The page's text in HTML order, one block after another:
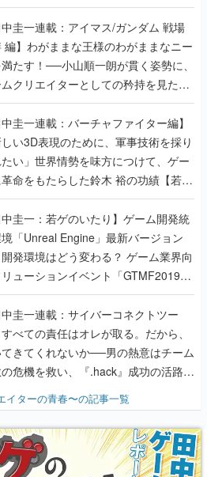
中圭一連載：アイマス/ガンダム 戦場
編】わがままな王様のわがままなニー
たす！──小山順一朗が貫く姿勢に、
クリエイターとしての矜持を見た
のいたり最終回】
中圭一連載：バーチャファイター編】
しい3D表現のために、軍事技術を採り
たい」世界情勢を味方につけて、ゲー
革命をもたらした鈴木 裕の功績【若ゲ
り】
中圭一：若ゲのいたり】ゲーム開発統
「Unreal Engine」最新バージョン
発環境はどう変わる？ ゲーム業界向
ューションイベント「GTMF2019」
て、より理解を深めよう【PR】
中圭一連載：サイバーコネクトツー
べての責任はオレが取る。だから、
きてくれないか──男の熱意はチーム
危機を救い、『.hack』成功の活路を
ジャンプ』色だった【若ゲのいた
イターの青春〜の記事一覧